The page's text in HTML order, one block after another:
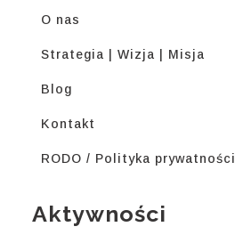
O nas
Strategia | Wizja | Misja
Blog
Kontakt
RODO / Polityka prywatności
Aktywności